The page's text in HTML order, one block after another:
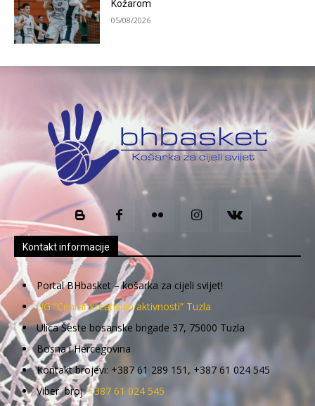
Kožarom
05/08/2026
Kontakt informacije
Portal BHbasket – košarka za cijeli svijet!
UG “Centar kreativnih aktivnosti” Tuzla
Ulica Šeste bosanske brigade 37, 75000 Tuzla
Bosna i Hercegovina
Kontakt brojevi: +387 61 289 151, +387 61 024 545
Viber broj:+387 61 024 545